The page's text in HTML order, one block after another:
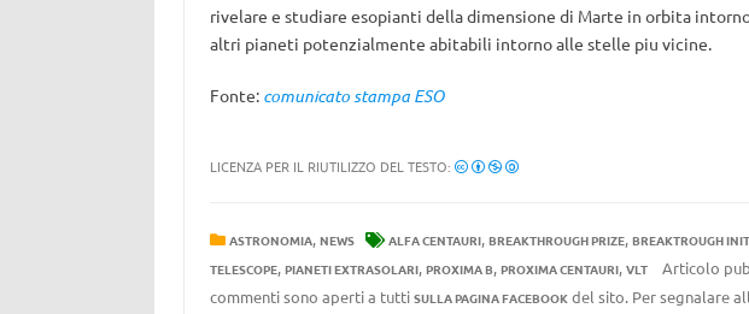
rivelare e studiare esopianti della dimensione di Marte in orbita
altri pianeti potenzialmente abitabili intorno alle stelle piu vicine.
Fonte: comunicato stampa ESO
LICENZA PER IL RIUTILIZZO DEL TESTO:
ASTRONOMIA, NEWS ALFA CENTAURI, BREAKTHROUGH PRIZE, BREAKTROUGH
TELESCOPE, PIANETI EXTRASOLARI, PROXIMA B, PROXIMA CENTAURI, VLT Articolo
commenti sono aperti a tutti SULLA PAGINA FACEBOOKdel sito. Per segnalare